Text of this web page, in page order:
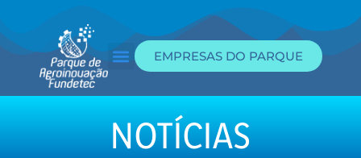
EMPRESAS DO PARQUE
NOTÍCIAS